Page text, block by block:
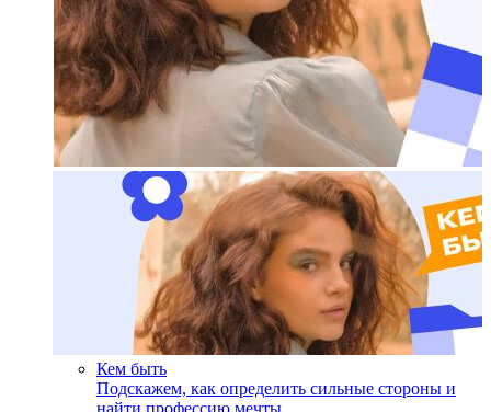
Кем быть
Подскажем, как определить сильные стороны и
найти профессию мечты